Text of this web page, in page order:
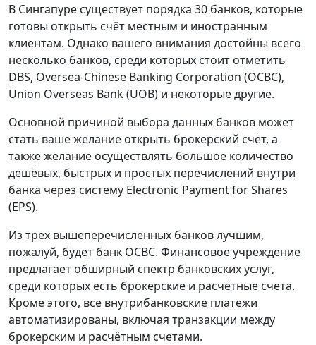
В Сингапуре существует порядка 30 банков, которые
готовы открыть счёт местным и иностранным
клиентам. Однако вашего внимания достойны всего
несколько банков, среди которых стоит отметить
DBS, Oversea-Chinese Banking Corporation (OCBC),
Union Overseas Bank (UOB) и некоторые другие.
Основной причиной выбора данных банков может
стать ваше желание открыть брокерский счёт, а
также желание осуществлять большое количество
дешёвых, быстрых и простых перечислений внутри
банка через систему Electronic Payment for Shares
(EPS).
Из трех вышеперечисленных банков лучшим,
пожалуй, будет банк OCBC. Финансовое учреждение
предлагает обширный спектр банковских услуг,
среди которых есть брокерские и расчётные счета.
Кроме этого, все внутрибанковские платежи
автоматизированы, включая транзакции между
брокерским и расчётным счетами.